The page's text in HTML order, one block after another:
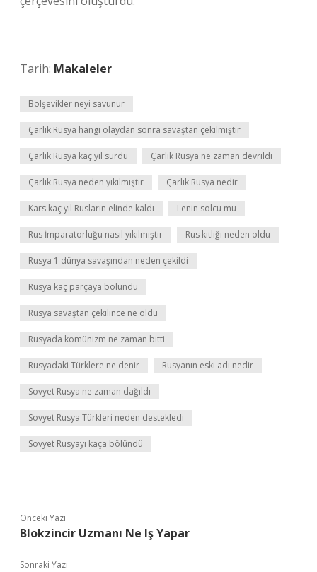
Tarih: Makaleler
Bolşevikler neyi savunur
Çarlık Rusya hangi olaydan sonra savaştan çekilmiştir
Çarlık Rusya kaç yıl sürdü Çarlık Rusya ne zaman devrildi
Çarlık Rusya neden yıkılmıştır Çarlık Rusya nedir
Kars kaç yıl Rusların elinde kaldı Lenin solcu mu
Rus İmparatorluğu nasıl yıkılmıştır Rus kıtlığı neden oldu
Rusya 1 dünya savaşından neden çekildi
Rusya kaç parçaya bölündü
Rusya savaştan çekilince ne oldu
Rusyada komünizm ne zaman bitti
Rusyadaki Türklere ne denir Rusyanın eski adı nedir
Sovyet Rusya ne zaman dağıldı
Sovyet Rusya Türkleri neden destekledi
Sovyet Rusyayı kaça bölündü
Önceki Yazı
Blokzincir Uzmanı Ne Iş Yapar
Sonraki Yazı